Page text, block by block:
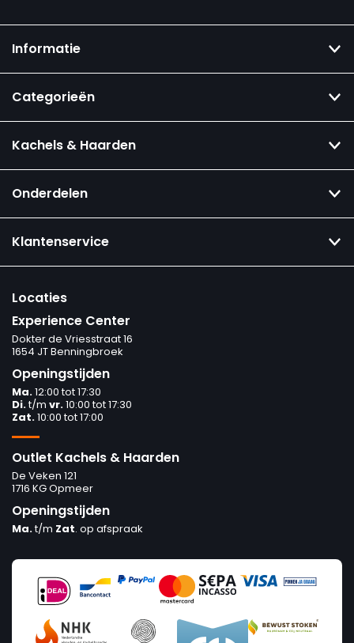
Informatie
Categorieën
Kachels & Haarden
Onderdelen
Klantenservice
Locaties
Experience Center
Dokter de Vriesstraat 16
1654 JT Benningbroek
Openingstijden
Ma.12:00 tot 17:30
Di.t/m vr.10:00 tot 17:30
Zat.10:00 tot 17:00
Outlet Kachels & Haarden
De Veken 121
1716 KG Opmeer
Openingstijden
Ma.t/m Zat. op afspraak